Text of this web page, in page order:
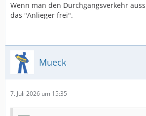
Wenn man den Durchgangsverkehr
das "Anlieger frei".
Mueck
7. Juli 2026 um 15:35